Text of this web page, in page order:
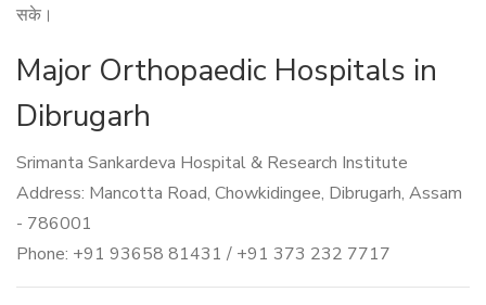
सके।
Major Orthopaedic Hospitals in
Dibrugarh
Srimanta Sankardeva Hospital & Research Institute
Address: Mancotta Road, Chowkidingee, Dibrugarh, Assam
- 786001
Phone: +91 93658 81431 / +91 373 232 7717